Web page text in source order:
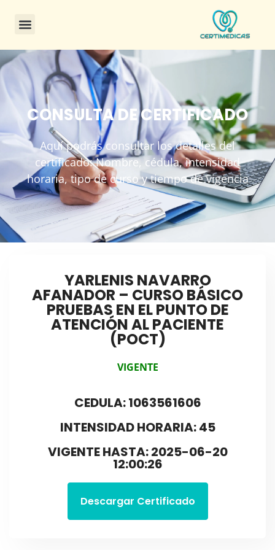
CONSULTA DE CERTIFICADO
Aquí podrás consultar los detalles del
certificado: Nombre, cédula, intensidad
horaria, tipo de curso y tiempo de vigencia
YARLENIS NAVARRO
AFANADOR – CURSO BÁSICO
PRUEBAS EN EL PUNTO DE
ATENCIÓN AL PACIENTE
(POCT)
VIGENTE
CEDULA: 1063561606
INTENSIDAD HORARIA: 45
VIGENTE HASTA: 2025-06-20
12:00:26
Descargar Certificado